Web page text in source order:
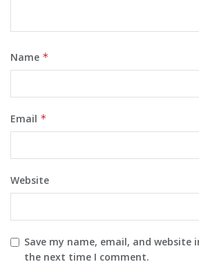
Name *
Email *
Website
Save my name, email, and website
the next time I comment.